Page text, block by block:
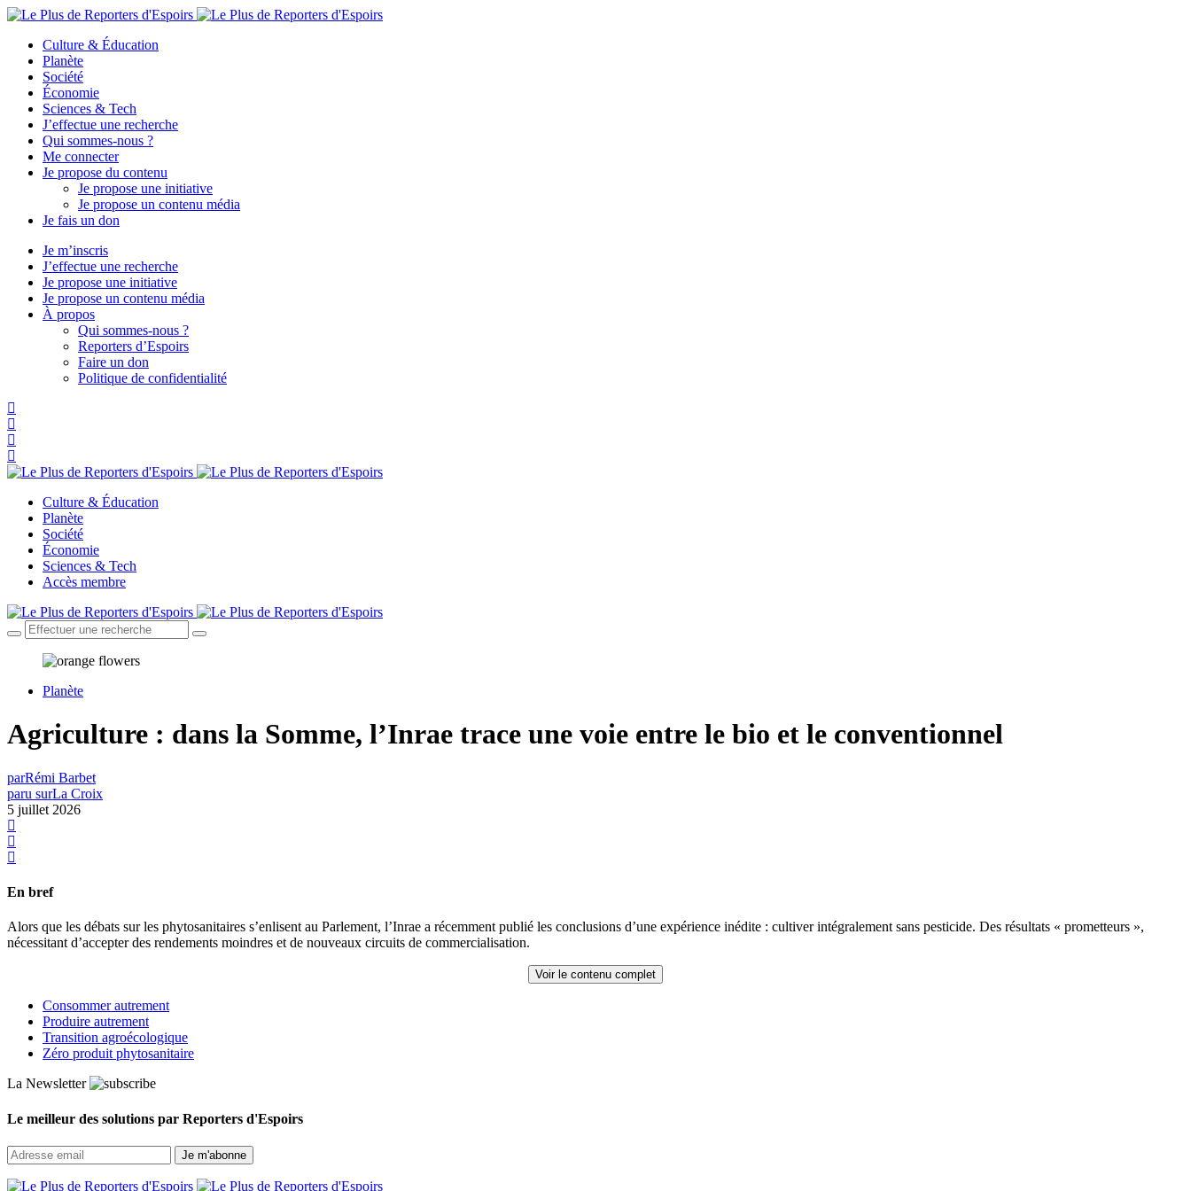
Culture & Éducation
Planète
Société
Économie
Sciences & Tech
J’effectue une recherche
Qui sommes-nous ?
Me connecter
Je propose du contenu
Je propose une initiative
Je propose un contenu média
Je fais un don
Je m’inscris
J’effectue une recherche
Je propose une initiative
Je propose un contenu média
À propos
Qui sommes-nous ?
Reporters d’Espoirs
Faire un don
Politique de confidentialité
Culture & Éducation
Planète
Société
Économie
Sciences & Tech
Accès membre
Planète
Agriculture : dans la Somme, l’Inrae trace une voie entre le bio et le conventionnel
parRémi Barbet
paru surLa Croix
5 juillet 2026
En bref
Alors que les débats sur les phytosanitaires s’enlisent au Parlement, l’Inrae a récemment publié les conclusions d’une expérience inédite : cultiver intégralement sans pesticide. Des résultats « prometteurs »,
nécessitant d’accepter des rendements moindres et de nouveaux circuits de commercialisation.
Voir le contenu complet
Consommer autrement
Produire autrement
Transition agroécologique
Zéro produit phytosanitaire
La Newsletter
Le meilleur des solutions par Reporters d'Espoirs